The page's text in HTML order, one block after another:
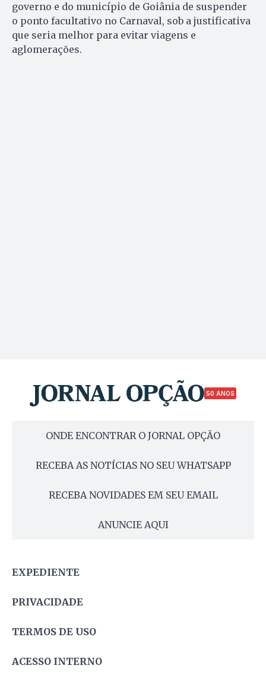
governo e do município de Goiânia de suspender
o ponto facultativo no Carnaval, sob a justificativa
que seria melhor para evitar viagens e
aglomerações.
50 ANOS
ONDE ENCONTRAR O JORNAL OPÇÃO
RECEBA AS NOTÍCIAS NO SEU WHATSAPP
RECEBA NOVIDADES EM SEU EMAIL
ANUNCIE AQUI
EXPEDIENTE
PRIVACIDADE
TERMOS DE USO
ACESSO INTERNO